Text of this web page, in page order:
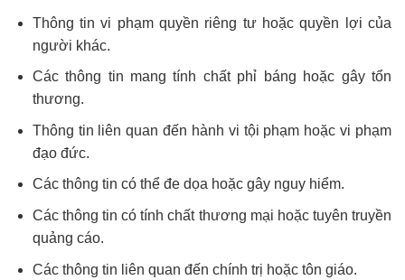
Thông tin vi phạm quyền riêng tư hoặc quyền lợi của
người khác.
Các thông tin mang tính chất phỉ báng hoặc gây tổn
thương.
Thông tin liên quan đến hành vi tội phạm hoặc vi phạm
đạo đức.
Các thông tin có thể đe dọa hoặc gây nguy hiểm.
Các thông tin có tính chất thương mại hoặc tuyên truyền
quảng cáo.
Các thông tin liên quan đến chính trị hoặc tôn giáo.